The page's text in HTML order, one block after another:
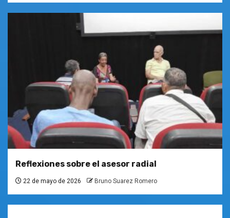
Reflexiones sobre el asesor radial
22 de mayo de 2026 Bruno Suarez Romero